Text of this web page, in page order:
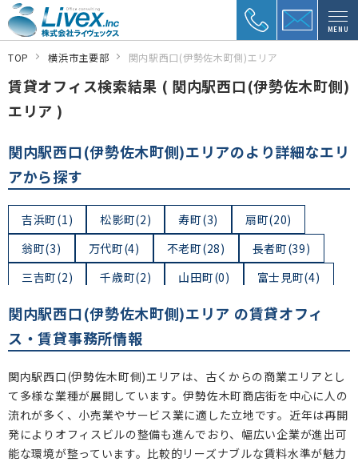
MENU
TOP 横浜市主要部 関内駅西口(伊勢佐木町側)エリア
賃貸オフィス検索結果 ( 関内駅西口(伊勢佐木町側)
エリア )
関内駅西口(伊勢佐木町側)エリアのより詳細なエリ
アから探す
吉浜町(1) 松影町(2) 寿町(3)
扇町(20)
翁町(3)
万代町(4) 不老町(28)
長者町(39)
三吉町(2)
千歳町(2) 山田町(0)
富士見町(4)
山吹町(0)
吉田町(16)
福富町西通(9)
福富町仲通(7)
福富町東通(6)
英町(0)
初音町(0) 黄金町(6)
末吉町(3)
若葉町(8)
曙町(7) 弥生町(3)
日ノ出町(1)
石川町(10)
関内駅西口(伊勢佐木町側)エリア の賃貸オフィ
ス・賃貸事務所情報
関内駅西口(伊勢佐木町側)エリアは、古くからの商業エリアとし
て多様な業種が展開しています。伊勢佐木町商店街を中心に人の
流れが多く、小売業やサービス業に適した立地です。近年は再開
発によりオフィスビルの整備も進んでおり、幅広い企業が進出可
能な環境が整っています。比較的リーズナブルな賃料水準が魅力